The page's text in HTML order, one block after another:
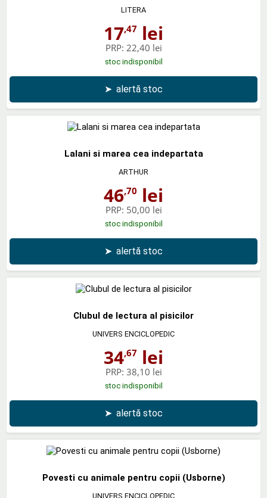
LITERA
17,47 lei
PRP: 22,40 lei
stoc indisponibil
➤ alertă stoc
Lalani si marea cea indepartata
ARTHUR
46,70 lei
PRP: 50,00 lei
stoc indisponibil
➤ alertă stoc
Clubul de lectura al pisicilor
UNIVERS ENCICLOPEDIC
34,67 lei
PRP: 38,10 lei
stoc indisponibil
➤ alertă stoc
Povesti cu animale pentru copii (Usborne)
UNIVERS ENCICLOPEDIC